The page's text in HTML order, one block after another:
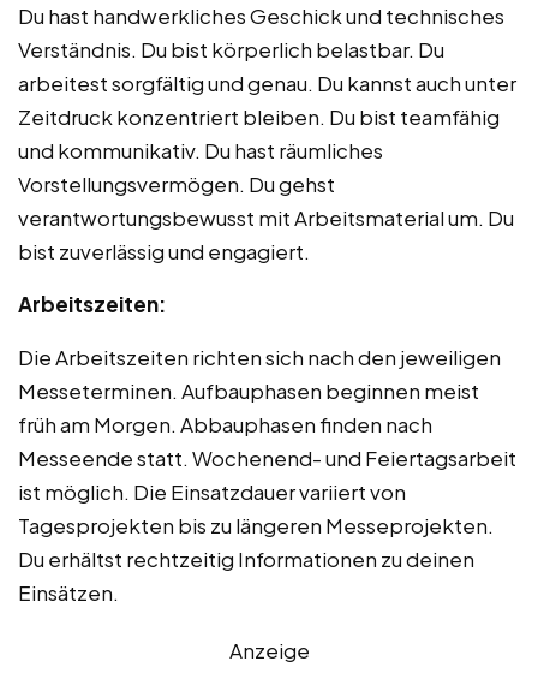
Du hast handwerkliches Geschick und technisches
Verständnis. Du bist körperlich belastbar. Du
arbeitest sorgfältig und genau. Du kannst auch unter
Zeitdruck konzentriert bleiben. Du bist teamfähig
und kommunikativ. Du hast räumliches
Vorstellungsvermögen. Du gehst
verantwortungsbewusst mit Arbeitsmaterial um. Du
bist zuverlässig und engagiert.
Arbeitszeiten:
Die Arbeitszeiten richten sich nach den jeweiligen
Messeterminen. Aufbauphasen beginnen meist
früh am Morgen. Abbauphasen finden nach
Messeende statt. Wochenend- und Feiertagsarbeit
ist möglich. Die Einsatzdauer variiert von
Tagesprojekten bis zu längeren Messeprojekten.
Du erhältst rechtzeitig Informationen zu deinen
Einsätzen.
Anzeige